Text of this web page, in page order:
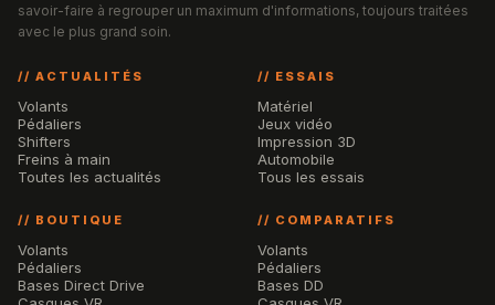
savoir-faire à regrouper un maximum d'informations, toujours traitées
avec le plus grand soin.
// ACTUALITÉS
Volants
Pédaliers
Shifters
Freins à main
Toutes les actualités
// ESSAIS
Matériel
Jeux vidéo
Impression 3D
Automobile
Tous les essais
// BOUTIQUE
Volants
Pédaliers
Bases Direct Drive
// COMPARATIFS
Volants
Pédaliers
Bases DD